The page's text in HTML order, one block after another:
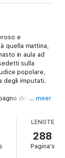
e
quella mattina,
in aula ad
sulla
popolare,
degli imputati.
della
personali
sul tempo
stessa di
… meer
LENGTE
288
Pagina's